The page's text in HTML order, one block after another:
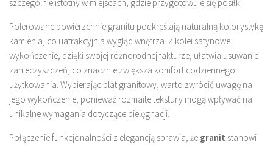
szczególnie istotny w miejscach, gdzie przygotowuje się posiłki.
Polerowane powierzchnie granitu podkreślają naturalną kolorystykę
kamienia, co uatrakcyjnia wygląd wnętrza. Z kolei satynowe
wykończenie, dzięki swojej różnorodnej fakturze, ułatwia usuwanie
zanieczyszczeń, co znacznie zwiększa komfort codziennego
użytkowania. Wybierając blat granitowy, warto zwrócić uwagę na
jego wykończenie, ponieważ rozmaite tekstury mogą wpływać na
unikalne wymagania dotyczące pielęgnacji.
Połączenie funkcjonalności z elegancją sprawia, że granit stanowi